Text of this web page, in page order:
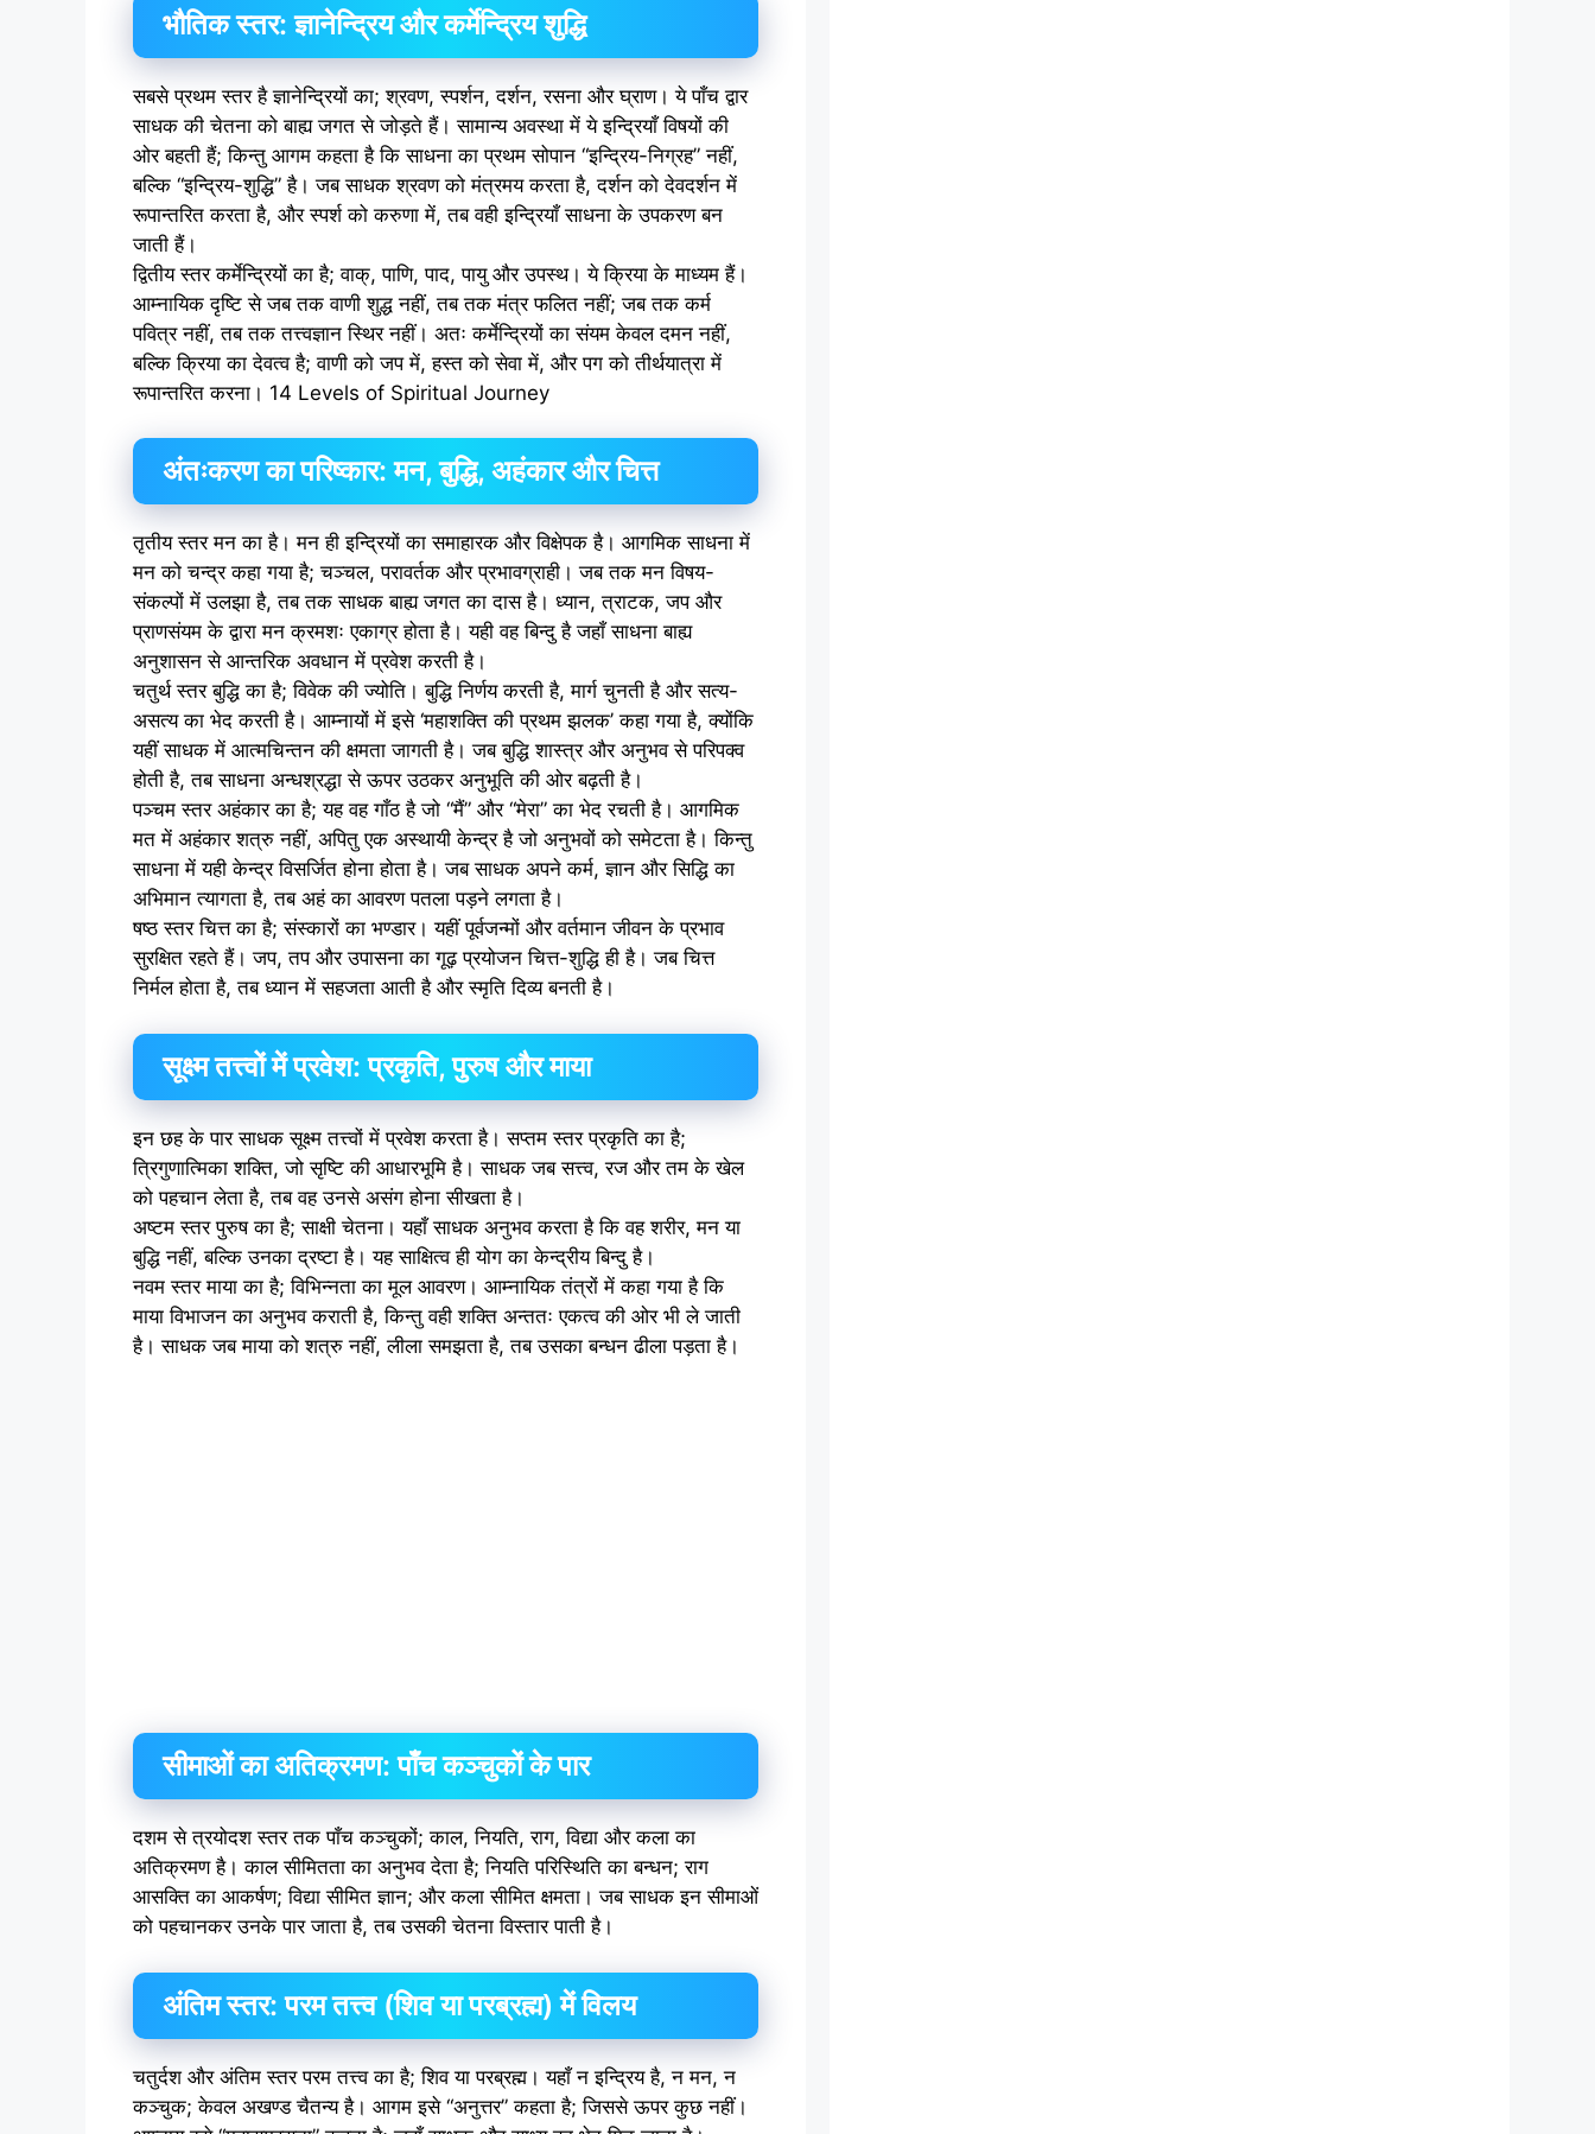
भौतिक स्तर: ज्ञानेन्द्रिय और कर्मेन्द्रिय शुद्धि
सबसे प्रथम स्तर है ज्ञानेन्द्रियों का; श्रवण, स्पर्शन, दर्शन, रसना और घ्राण। ये पाँच द्वार
साधक की चेतना को बाह्य जगत से जोड़ते हैं। सामान्य अवस्था में ये इन्द्रियाँ विषयों की
ओर बहती हैं; किन्तु आगम कहता है कि साधना का प्रथम सोपान “इन्द्रिय-निग्रह” नहीं,
बल्कि “इन्द्रिय-शुद्धि” है। जब साधक श्रवण को मंत्रमय करता है, दर्शन को देवदर्शन में
रूपान्तरित करता है, और स्पर्श को करुणा में, तब वही इन्द्रियाँ साधना के उपकरण बन
जाती हैं।
द्वितीय स्तर कर्मेन्द्रियों का है; वाक्, पाणि, पाद, पायु और उपस्थ। ये क्रिया के माध्यम हैं।
आम्नायिक दृष्टि से जब तक वाणी शुद्ध नहीं, तब तक मंत्र फलित नहीं; जब तक कर्म
पवित्र नहीं, तब तक तत्त्वज्ञान स्थिर नहीं। अतः कर्मेन्द्रियों का संयम केवल दमन नहीं,
बल्कि क्रिया का देवत्व है; वाणी को जप में, हस्त को सेवा में, और पग को तीर्थयात्रा में
रूपान्तरित करना। 14 Levels of Spiritual Journey
अंतःकरण का परिष्कार: मन, बुद्धि, अहंकार और चित्त
तृतीय स्तर मन का है। मन ही इन्द्रियों का समाहारक और विक्षेपक है। आगमिक साधना में
मन को चन्द्र कहा गया है; चञ्चल, परावर्तक और प्रभावग्राही। जब तक मन विषय-
संकल्पों में उलझा है, तब तक साधक बाह्य जगत का दास है। ध्यान, त्राटक, जप और
प्राणसंयम के द्वारा मन क्रमशः एकाग्र होता है। यही वह बिन्दु है जहाँ साधना बाह्य
अनुशासन से आन्तरिक अवधान में प्रवेश करती है।
चतुर्थ स्तर बुद्धि का है; विवेक की ज्योति। बुद्धि निर्णय करती है, मार्ग चुनती है और सत्य-
असत्य का भेद करती है। आम्नायों में इसे ‘महाशक्ति की प्रथम झलक’ कहा गया है, क्योंकि
यहीं साधक में आत्मचिन्तन की क्षमता जागती है। जब बुद्धि शास्त्र और अनुभव से परिपक्व
होती है, तब साधना अन्धश्रद्धा से ऊपर उठकर अनुभूति की ओर बढ़ती है।
पञ्चम स्तर अहंकार का है; यह वह गाँठ है जो “मैं” और “मेरा” का भेद रचती है। आगमिक
मत में अहंकार शत्रु नहीं, अपितु एक अस्थायी केन्द्र है जो अनुभवों को समेटता है। किन्तु
साधना में यही केन्द्र विसर्जित होना होता है। जब साधक अपने कर्म, ज्ञान और सिद्धि का
अभिमान त्यागता है, तब अहं का आवरण पतला पड़ने लगता है।
षष्ठ स्तर चित्त का है; संस्कारों का भण्डार। यहीं पूर्वजन्मों और वर्तमान जीवन के प्रभाव
सुरक्षित रहते हैं। जप, तप और उपासना का गूढ़ प्रयोजन चित्त-शुद्धि ही है। जब चित्त
निर्मल होता है, तब ध्यान में सहजता आती है और स्मृति दिव्य बनती है।
सूक्ष्म तत्त्वों में प्रवेश: प्रकृति, पुरुष और माया
इन छह के पार साधक सूक्ष्म तत्त्वों में प्रवेश करता है। सप्तम स्तर प्रकृति का है;
त्रिगुणात्मिका शक्ति, जो सृष्टि की आधारभूमि है। साधक जब सत्त्व, रज और तम के खेल
को पहचान लेता है, तब वह उनसे असंग होना सीखता है।
अष्टम स्तर पुरुष का है; साक्षी चेतना। यहाँ साधक अनुभव करता है कि वह शरीर, मन या
बुद्धि नहीं, बल्कि उनका द्रष्टा है। यह साक्षित्व ही योग का केन्द्रीय बिन्दु है।
नवम स्तर माया का है; विभिन्नता का मूल आवरण। आम्नायिक तंत्रों में कहा गया है कि
माया विभाजन का अनुभव कराती है, किन्तु वही शक्ति अन्ततः एकत्व की ओर भी ले जाती
है। साधक जब माया को शत्रु नहीं, लीला समझता है, तब उसका बन्धन ढीला पड़ता है।
सीमाओं का अतिक्रमण: पाँच कञ्चुकों के पार
दशम से त्रयोदश स्तर तक पाँच कञ्चुकों; काल, नियति, राग, विद्या और कला का
अतिक्रमण है। काल सीमितता का अनुभव देता है; नियति परिस्थिति का बन्धन; राग
आसक्ति का आकर्षण; विद्या सीमित ज्ञान; और कला सीमित क्षमता। जब साधक इन सीमाओं
को पहचानकर उनके पार जाता है, तब उसकी चेतना विस्तार पाती है।
अंतिम स्तर: परम तत्त्व (शिव या परब्रह्म) में विलय
चतुर्दश और अंतिम स्तर परम तत्त्व का है; शिव या परब्रह्म। यहाँ न इन्द्रिय है, न मन, न
कञ्चुक; केवल अखण्ड चैतन्य है। आगम इसे “अनुत्तर” कहता है; जिससे ऊपर कुछ नहीं।